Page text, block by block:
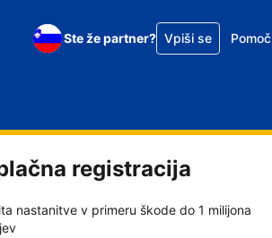
Ste že partner? Vpiši se Pomoč
registracija
nastanitve v primeru škode do 1 milijona